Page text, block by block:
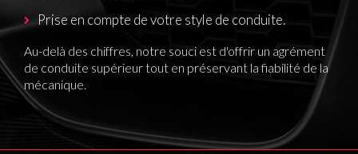
Prise en compte de votre style de conduite.
Au-delà des chiffres, notre souci est d'offrir un agrément
de conduite supérieur tout en préservant la fiabilité de la
mécanique.